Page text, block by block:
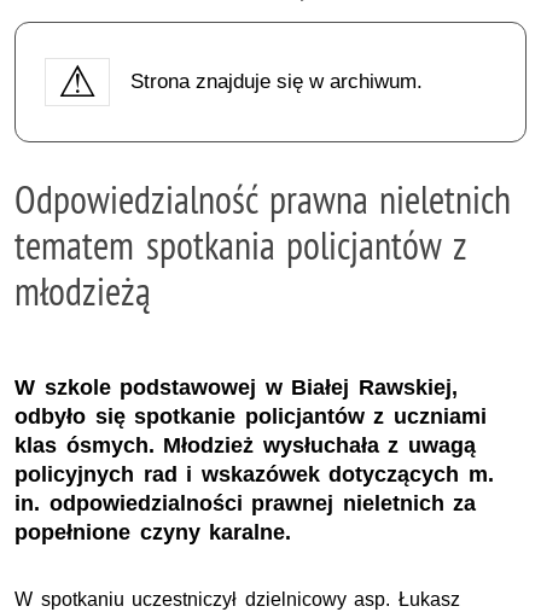
Strona znajduje się w archiwum.
Odpowiedzialność prawna nieletnich
tematem spotkania policjantów z
młodzieżą
W szkole podstawowej w Białej Rawskiej,
odbyło się spotkanie policjantów z uczniami
klas ósmych. Młodzież wysłuchała z uwagą
policyjnych rad i wskazówek dotyczących m.
in. odpowiedzialności prawnej nieletnich za
popełnione czyny karalne.
W spotkaniu uczestniczył dzielnicowyasp. Łukasz